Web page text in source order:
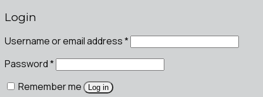
Login
Username or email address*
Password*
Remember me
Log in